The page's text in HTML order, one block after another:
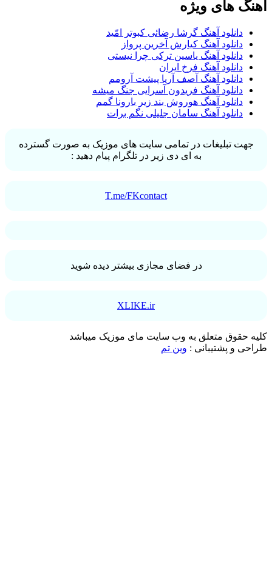
آهنگ های ویژه
دانلود آهنگ گرشا رضائی کبوتر امّید
دانلود آهنگ کیارش آخرین پرواز
دانلود آهنگ یاسین ترکی چرا نیستی
دانلود آهنگ فرخ ایران
دانلود آهنگ آصف آریا پیشت آرومم
دانلود آهنگ فریدون آسرایی جنگ میشه
دانلود آهنگ هوروش بند زیر بارونا گمم
دانلود آهنگ سامان جلیلی نگم برات
جهت تبلیغات در تمامی سایت های موزیک به صورت گسترده
به ای دی زیر در تلگرام پیام دهید :
T.me/FKcontact
در فضای مجازی بیشتر دیده شوید
XLIKE.ir
کلیه حقوق متعلق به وب سایت مای موزیک میباشد
طراحی و پشتیبانی : وین تم